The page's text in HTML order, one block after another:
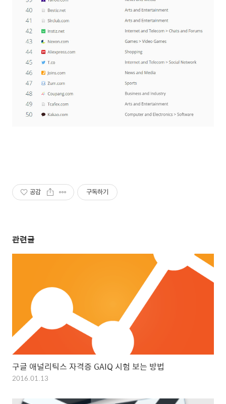
공감 구독하기
관련글
구글 애널리틱스 자격증 GAIQ 시험 보는 방법
2016.01.13